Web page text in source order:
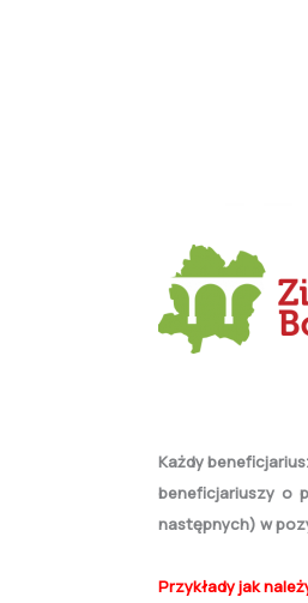
Każdy
beneficjariuszy o
następnych) w
Przykłady jak